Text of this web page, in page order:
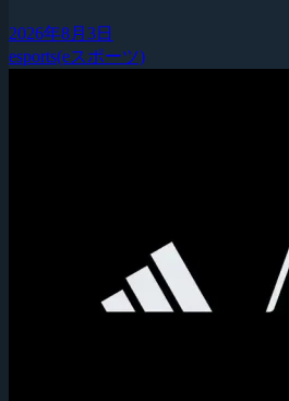
2026年8月3日
esports(eスポーツ)